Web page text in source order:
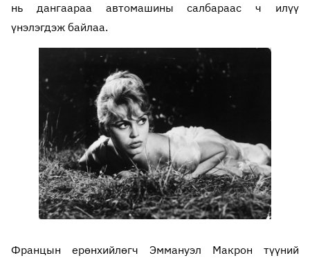
нь дангаараа автомашины салбараас ч илүү
үнэлэгдэж байлаа.
Францын ерөнхийлөгч Эммануэл Макрон түүний